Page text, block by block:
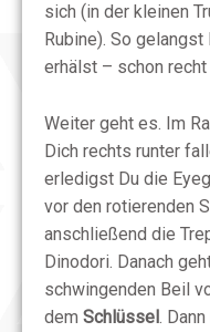
sich (in der kleinen
Rubine). So gelangst
erhälst – schon
Weiter geht es. Im
Dich rechts runter
erledigst Du die
vor den rotierenden
anschließend die
Dinodori. Danach
schwingenden Beil
dem Schlüssel .